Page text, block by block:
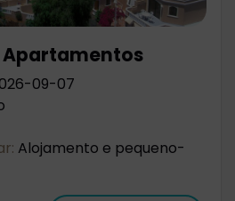
Apartamentos
09-07
Alojamento e pequeno-